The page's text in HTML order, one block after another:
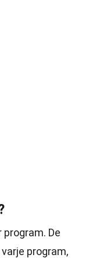
De
program,